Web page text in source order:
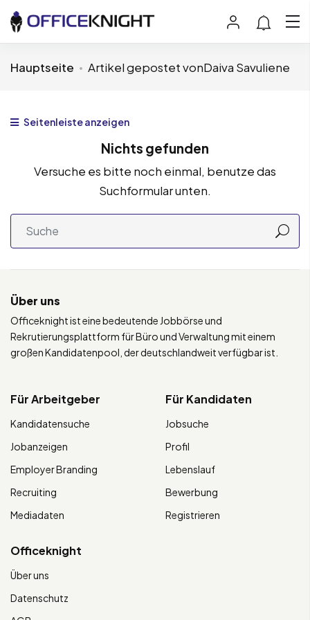
Hauptseite Artikel gepostet vonDaiva Savuliene
Seitenleiste anzeigen
Nichts gefunden
Versuche es bitte noch einmal, benutze das
Suchformular unten.
Über uns
Officeknight ist eine bedeutende Jobbörse und
Rekrutierungsplattform für Büro und Verwaltung mit einem
großen Kandidatenpool, der deutschlandweit verfügbar ist.
Für Arbeitgeber
Kandidatensuche
Jobanzeigen
Employer Branding
Recruiting
Mediadaten
Für Kandidaten
Jobsuche
Profil
Lebenslauf
Bewerbung
Registrieren
Officeknight
Über uns
Datenschutz